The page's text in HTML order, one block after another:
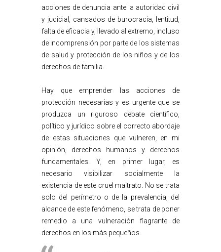
acciones de denuncia ante la autoridad civil
y judicial, cansados de burocracia, lentitud,
falta de eficacia y, llevado al extremo, incluso
de incomprensión por parte de los sistemas
de salud y protección de los niños y de los
derechos de familia.
Hay que emprender las acciones de
protección necesarias y es urgente que se
produzca un riguroso debate científico,
político y jurídico sobre el correcto abordaje
de estas situaciones que vulneren, en mi
opinión, derechos humanos y derechos
fundamentales. Y, en primer lugar, es
necesario visibilizar socialmente la
existencia de este cruel maltrato. No se trata
solo del perímetro o de la prevalencia, del
alcance de este fenómeno, se trata de poner
remedio a una vulneración flagrante de
derechos en los más pequeños.